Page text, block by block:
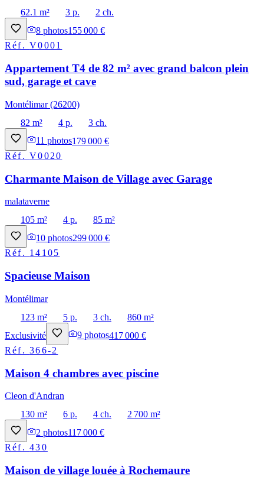
62.1 m²
3 p.
2 ch.
8 photos155 000 €
Réf.V0001
Appartement T4 de 82 m² avec grand balcon plein
sud, garage et cave
Montélimar (26200)
82 m²
4 p.
3 ch.
11 photos179 000 €
Réf.V0020
Charmante Maison de Village avec Garage
malataverne
105 m²
4 p.
85 m²
10 photos299 000 €
Réf. 14105
Spacieuse Maison
Montélimar
123 m²
5 p. 3 ch.
860 m²
Exclusivité
9 photos417 000 €
Réf.366-2
Maison 4 chambres avec piscine
Cleon d'Andran
130 m²
6 p. 4 ch.
2 700 m²
2 photos117 000 €
Réf.430
Maison de village louée à Rochemaure